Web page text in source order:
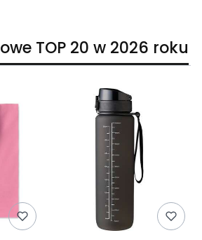
TOP 20 w 2026 roku